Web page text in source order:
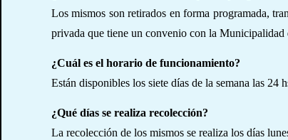
Los mismos son retirados en forma programada,
privada que tiene un convenio con la
¿Cuál es el horario de funcionamiento?
Están disponibles los siete días de la semana las 24
¿Qué días se realiza recolección?
La recolección de los mismos se realiza los días